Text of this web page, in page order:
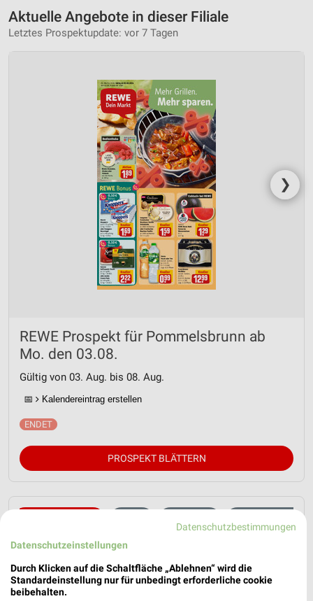
Aktuelle Angebote in dieser Filiale
Letztes Prospektupdate: vor 7 Tagen
❯
REWE Prospekt für Pommelsbrunn ab
Mo. den 03.08.
Gültig von 03. Aug. bis 08. Aug.
📅 Kalendereintrag erstellen
PROSPEKT BLÄTTERN
Datenschutzbestimmungen
Datenschutzeinstellungen
Durch Klicken auf die Schaltfläche „Ablehnen“ wird die
Standardeinstellung nur für unbedingt erforderliche cookie
beibehalten.